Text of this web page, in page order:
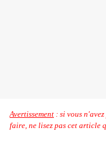
Avertissement : si vous
faire, ne lisez pas cet article